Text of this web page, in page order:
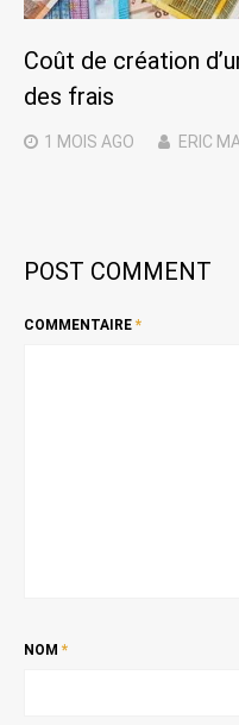
Coût de création
des frais
1 MOIS AGO ERIC
POST COMMENT
COMMENTAIRE *
NOM *